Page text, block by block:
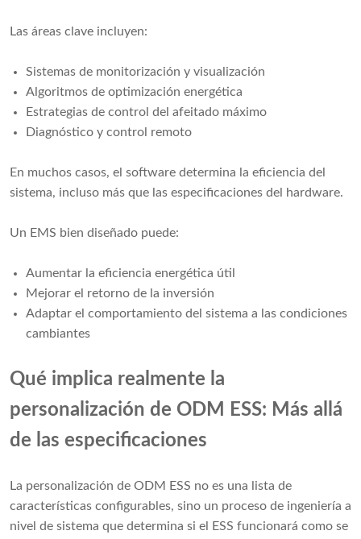
Las áreas clave incluyen:
Sistemas de monitorización y visualización
Algoritmos de optimización energética
Estrategias de control del afeitado máximo
Diagnóstico y control remoto
En muchos casos, el software determina la eficiencia del
sistema, incluso más que las especificaciones del hardware.
Un EMS bien diseñado puede:
Aumentar la eficiencia energética útil
Mejorar el retorno de la inversión
Adaptar el comportamiento del sistema a las condiciones
cambiantes
Qué implica realmente la
personalización de ODM ESS: Más allá
de las especificaciones
La personalización de ODM ESS no es una lista de
características configurables, sino un proceso de ingeniería a
nivel de sistema que determina si el ESS funcionará como se